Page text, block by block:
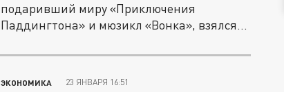
подаривший миру «Приключения
Паддингтона» и мюзикл «Вонка», взялся
ЭКОНОМИКА 23 ЯНВАРЯ 16:51